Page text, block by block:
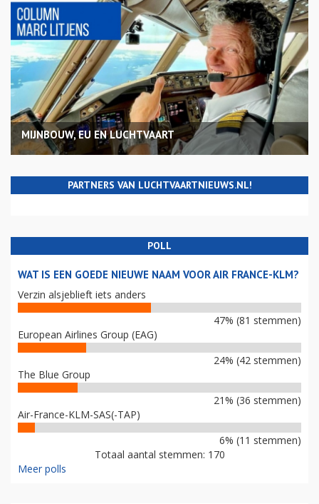
MIJNBOUW, EU EN LUCHTVAART
PARTNERS VAN LUCHTVAARTNIEUWS.NL!
POLL
WAT IS EEN GOEDE NIEUWE NAAM VOOR AIR FRANCE-KLM?
Verzin alsjeblieft iets anders
47% (81 stemmen)
European Airlines Group (EAG)
24% (42 stemmen)
The Blue Group
21% (36 stemmen)
Air-France-KLM-SAS(-TAP)
6% (11 stemmen)
Totaal aantal stemmen: 170
Meer polls